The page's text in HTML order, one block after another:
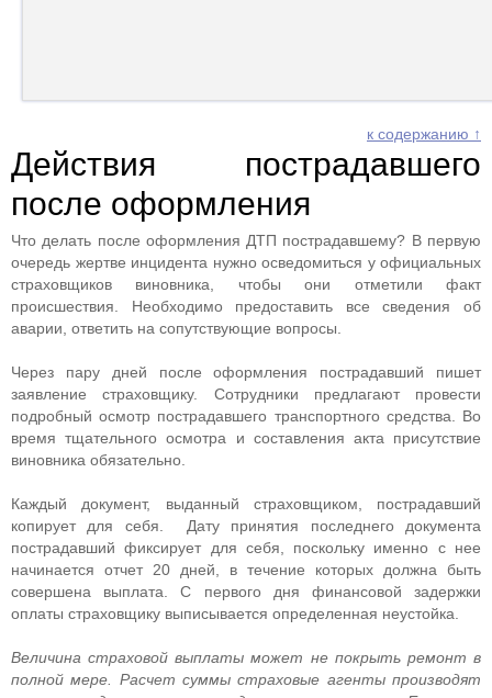
к содержанию ↑
Действия пострадавшего
после оформления
Что делать после оформления ДТП пострадавшему? В первую
очередь жертве инцидента нужно осведомиться у официальных
страховщиков виновника, чтобы они отметили факт
происшествия. Необходимо предоставить все сведения об
аварии, ответить на сопутствующие вопросы.
Через пару дней после оформления пострадавший пишет
заявление страховщику. Сотрудники предлагают провести
подробный осмотр пострадавшего транспортного средства. Во
время тщательного осмотра и составления акта присутствие
виновника обязательно.
Каждый документ, выданный страховщиком, пострадавший
копирует для себя. Дату принятия последнего документа
пострадавший фиксирует для себя, поскольку именно с нее
начинается отчет 20 дней, в течение которых должна быть
совершена выплата. С первого дня финансовой задержки
оплаты страховщику выписывается определенная неустойка.
Величина страховой выплаты может не покрыть ремонт в
полной мере. Расчет суммы страховые агенты производят